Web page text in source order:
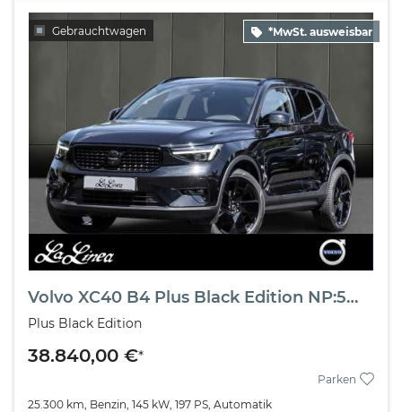
Gebrauchtwagen *MwSt. ausweisbar
Volvo XC40 B4 Plus Black Edition NP:57..970,-//PANO/AHK/360°
Plus Black Edition
38.840,00 €*
Parken
25.300 km, Benzin, 145 kW, 197 PS, Automatik